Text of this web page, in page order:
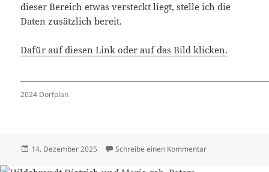
dieser Bereich etwas versteckt liegt, stelle ich die
Daten zusätzlich bereit.
Dafür auf diesen Link oder auf das Bild klicken.
2024 Dorfplan
Veröffentlicht
14. Dezember 2025 Schreibe einen Kommentarzu Häuser 2024 –